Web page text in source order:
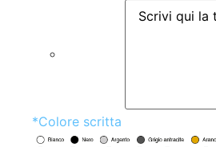
*Colore scritta